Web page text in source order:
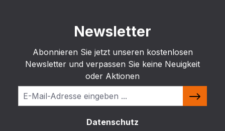
Newsletter
Abonnieren Sie jetzt unseren kostenlosen
Newsletter und verpassen Sie keine Neuigkeit
oder Aktionen
Datenschutz